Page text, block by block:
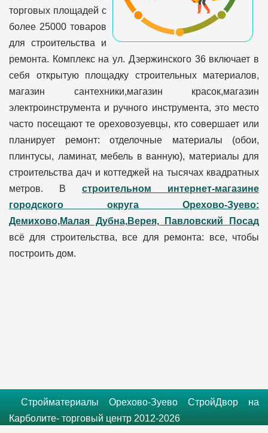
торговых площадей с
более 25000 товаров
для строительства и
ремонта. Комплекс на ул. Дзержинского 36 включает в
себя открытую площадку строительных материалов,
магазин сантехники,магазин красок,магазин
электроинструмента и ручного инструмента, это место
часто посещают те ореховозуевцы, кто совершает или
планирует ремонт: отделочные материалы (обои,
плинтусы, ламинат, мебель в ванную), материалы для
строительства дач и коттеджей на тысячах квадратных
метров. В строительном интернет-магазине
городского округа Орехово-Зуево:
Демихово,Малая Дубна,Верея, Павловский Посад
всё для строительства, все для ремонта: все, чтобы
построить дом.
Стройматериалы Орехово-Зуево СтройДвор на
Карболите- торговый центр 2012-2026